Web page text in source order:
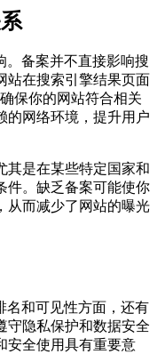
。备案并不直接影响搜
站在搜索引擎结果页面
保你的网站符合相关
的网络环境，提升用户
其是在某些特定国家和
件。缺乏备案可能使你
从而减少了网站的曝光
名和可见性方面，还有
守隐私保护和数据安全
安全使用具有重要意